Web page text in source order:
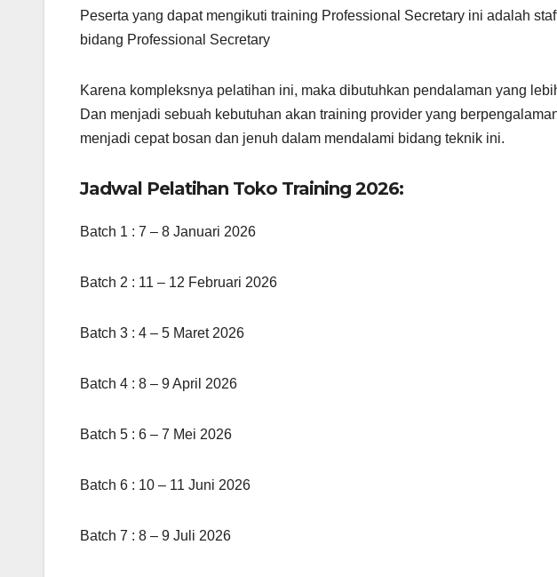
Peserta yang dapat mengikuti training Professional Secretary ini adalah
bidang Professional Secretary
Karena kompleksnya pelatihan ini, maka dibutuhkan pendalaman yang
Dan menjadi sebuah kebutuhan akan training provider yang
menjadi cepat bosan dan jenuh dalam mendalami bidang teknik ini.
Jadwal Pelatihan Toko Training 2026:
Batch 1 : 7 – 8 Januari 2026
Batch 2 : 11 – 12 Februari 2026
Batch 3 : 4 – 5 Maret 2026
Batch 4 : 8 – 9 April 2026
Batch 5 : 6 – 7 Mei 2026
Batch 6 : 10 – 11 Juni 2026
Batch 7 : 8 – 9 Juli 2026